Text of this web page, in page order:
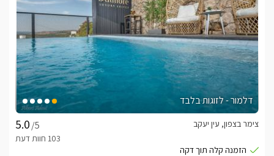
דלמור - לזוגות בלבד
/5
צימר בצפון, עין יעקב